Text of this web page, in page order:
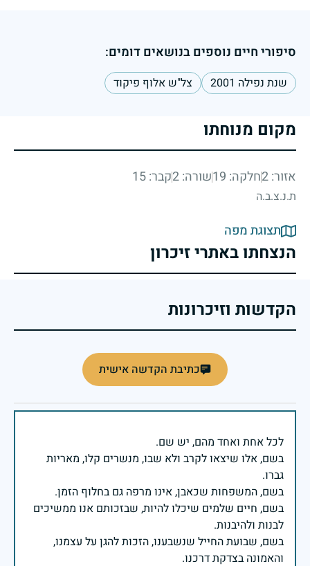
סיפורי חיים נוספים בנושאים דומים:
שנת נפילה 2001 צל"ש אלוף פיקוד
מקום מנוחתו
אזור: 2 חלקה: 19 שורה: 2 קבר: 15
ת.נ.צ.ב.ה
תצוגת מפה
הנצחתו באתרי זיכרון
הקדשות וזיכרונות
כתיבת הקדשה אישית
בשם, אלו שיצאו לקרב ולא שבו, מנשרים קלו, מאריות
בשם, חיים שלמים שיכלו להיות, שבזכותם אנו ממשיכים
בשם, שבועת החייל שנשבענו, הזכות להגן על עצמנו,